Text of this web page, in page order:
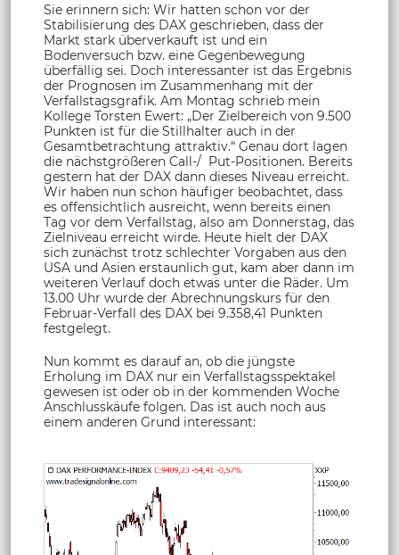
Sie erinnern sich: Wir hatten schon vor der
Stabilisierung des DAX geschrieben, dass der
Markt stark überverkauft ist und ein
Bodenversuch bzw. eine Gegenbewegung
überfällig sei. Doch interessanter ist das Ergebnis
der Prognosen im Zusammenhang mit der
Verfallstagsgrafik. Am Montag schrieb mein
Kollege Torsten Ewert: „Der Zielbereich von 9.500
Punkten ist für die Stillhalter auch in der
Gesamtbetrachtung attraktiv.“ Genau dort lagen
die nächstgrößeren Call-/ Put-Positionen. Bereits
gestern hat der DAX dann dieses Niveau erreicht.
Wir haben nun schon häufiger beobachtet, dass
es offensichtlich ausreicht, wenn bereits einen
Tag vor dem Verfallstag, also am Donnerstag, das
Zielniveau erreicht wirde. Heute hielt der DAX
sich zunächst trotz schlechter Vorgaben aus den
USA und Asien erstaunlich gut, kam aber dann im
weiteren Verlauf doch etwas unter die Räder. Um
13.00 Uhr wurde der Abrechnungskurs für den
Februar-Verfall des DAX bei 9.358,41 Punkten
festgelegt.
Nun kommt es darauf an, ob die jüngste
Erholung im DAX nur ein Verfallstagsspektakel
gewesen ist oder ob in der kommenden Woche
Anschlusskäufe folgen. Das ist auch noch aus
einem anderen Grund interessant: